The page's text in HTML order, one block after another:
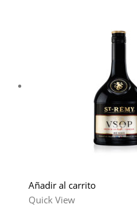
Añadir al carrito
Quick View